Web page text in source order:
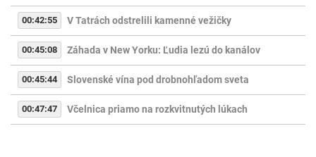
00:42:55 V Tatrách odstrelili kamenné vežičky
00:45:08 Záhada v New Yorku: Ľudia lezú do kanálov
00:45:44 Slovenské vína pod drobnohľadom sveta
00:47:47 Včelnica priamo na rozkvitnutých lúkach